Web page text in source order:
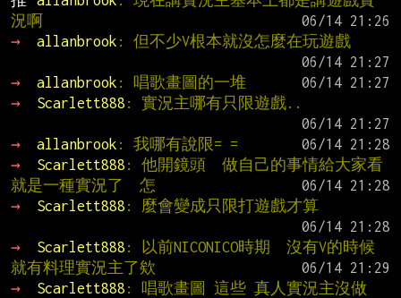
況啊
→
allanbrook : 但不少V根本就沒怎麼在玩遊戲
→
allanbrook : 唱歌畫圖的一堆
→
Scarlett888 : 實況主哪有只限遊戲..
→
allanbrook : 我哪有說限= =
→
Scarlett888 : 他開鏡頭  做自己的事情給大家看
就是一種實況了  怎
→
Scarlett888 : 麼會變成只限打遊戲才算
→
Scarlett888 : 以前NICONICO時期  沒有V的時候
就有料理實況主了欸
→
Scarlett888 : 唱歌畫圖 這些 真人實況主沒做